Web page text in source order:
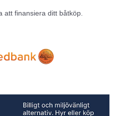
att finansiera ditt båtköp.